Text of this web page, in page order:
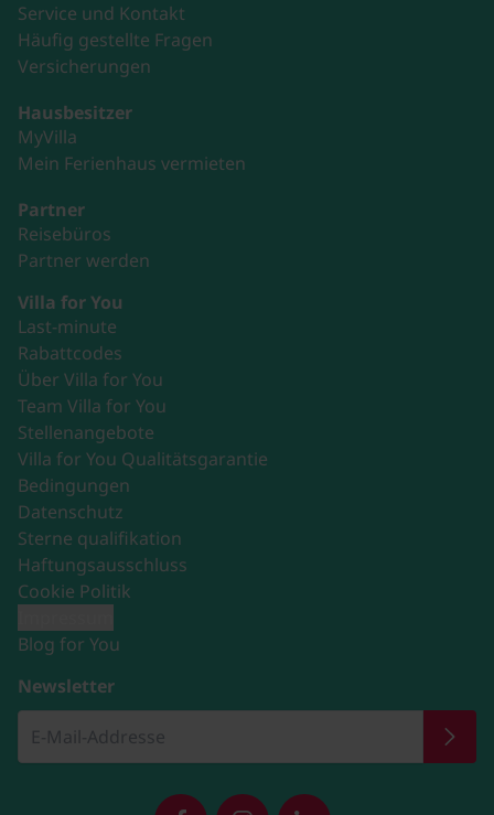
Service und Kontakt
Häufig gestellte Fragen
Versicherungen
Hausbesitzer
MyVilla
Mein Ferienhaus vermieten
Partner
Reisebüros
Partner werden
Villa for You
Last-minute
Rabattcodes
Über Villa for You
Team Villa for You
Stellenangebote
Villa for You Qualitätsgarantie
Bedingungen
Datenschutz
Sterne qualifikation
Haftungsausschluss
Cookie Politik
Blog for You
Newsletter